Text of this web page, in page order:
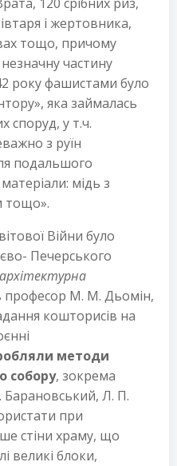
і жертовника,
тощо, причому
частину
року фашистами було
яка займалась
споруд, у т.ч.
з руїн
подальшого
мідь з
тощо».
Війни було
Печерського
архітектурна
професор М. М. Дьомін,
кошторисів на
методи
собору, зокрема
Барановський, Л. П.
при
стіни храму, що
великі блоки,